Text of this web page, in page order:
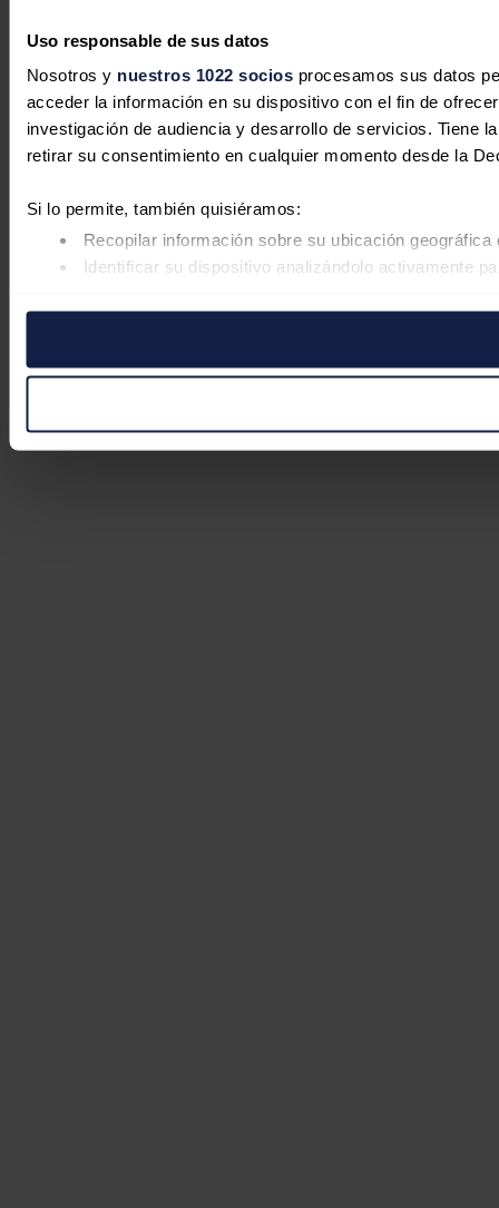
Uso responsable de sus datos
Nosotros y nuestros 1022 sociosprocesamos sus datos
acceder la información en su dispositivo con el fin de
investigación de audiencia y desarrollo de servicios. Tiene
retirar su consentimiento en cualquier momento desde la
Si lo permite, también quisiéramos:
Recopilar información sobre su ubicación
Identificar su dispositivo analizándolo activamente
Las cookies de este sitio web se usan para personalizar el
pueden combinarla con otra información que les haya